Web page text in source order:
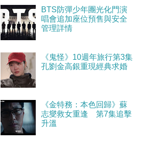
BTS防彈少年團光化門演
唱會追加座位預售與安全
管理詳情
《鬼怪》10週年旅行第3集
孔劉金高銀重現經典求婚
《金特務：本色回歸》蘇
志燮救女重逢 第7集追擊
升溫